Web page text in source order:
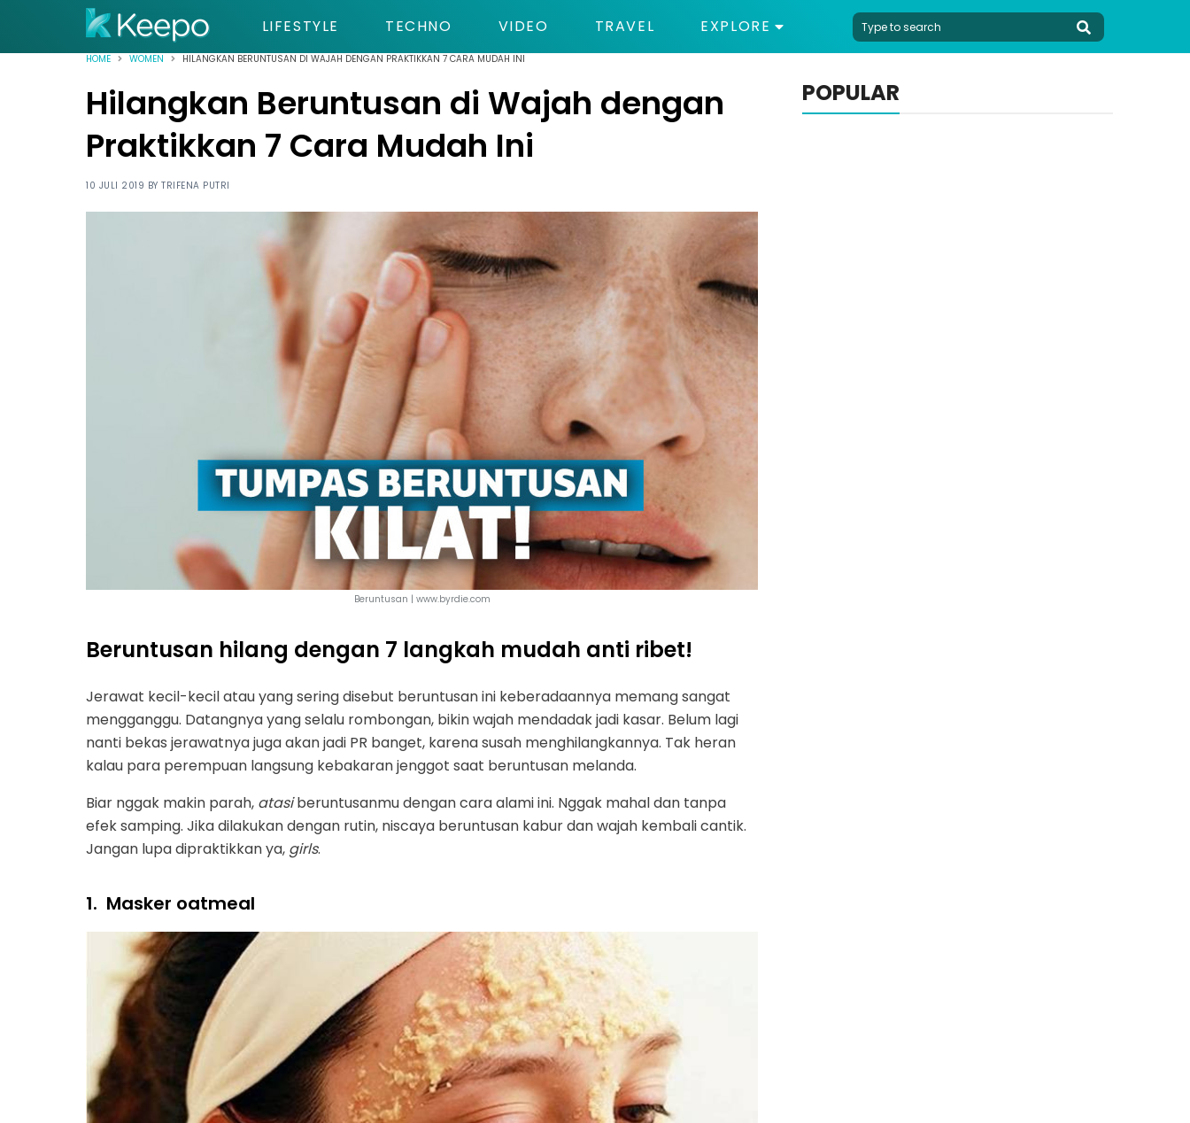
LIFESTYLE TECHNO VIDEO TRAVEL EXPLORE
HOME WOMEN HILANGKAN BERUNTUSAN DI WAJAH DENGAN PRAKTIKKAN 7 CARA MUDAH INI
Hilangkan Beruntusan di Wajah dengan
Praktikkan 7 Cara Mudah Ini
10 JULI 2019 BY TRIFENA PUTRI
Beruntusan | www.byrdie.com
Beruntusan hilang dengan 7 langkah mudah anti ribet!
Jerawat kecil-kecil atau yang sering disebut beruntusan ini keberadaannya memang sangat
mengganggu. Datangnya yang selalu rombongan, bikin wajah mendadak jadi kasar. Belum lagi
nanti bekas jerawatnya juga akan jadi PR banget, karena susah menghilangkannya. Tak heran
kalau para perempuan langsung kebakaran jenggot saat beruntusan melanda.
Biar nggak makin parah, atasiberuntusanmu dengan cara alami ini. Nggak mahal dan tanpa
efek samping. Jika dilakukan dengan rutin, niscaya beruntusan kabur dan wajah kembali cantik.
Jangan lupa dipraktikkan ya, girls.
1. Masker oatmeal
POPULAR